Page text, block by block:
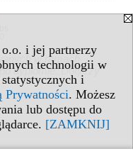
i jej partnerzy
technologii w
i
Prywatności. Możesz
lub dostępu do
[ZAMKNIJ]
w ramach
dyplomie. Dotyczy